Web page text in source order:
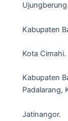
Ujungberung.
Kabupaten
Kota Cimahi.
Kabupaten
Padalarang,
Jatinangor.